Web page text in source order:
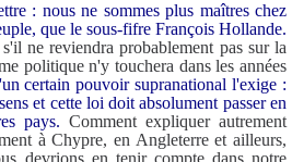
: nous ne sommes plus maîtres chez
que le sous-fifre François Hollande.
ne reviendra probablement pas sur la
politique n'y touchera dans les années
certain pouvoir supranational l'exige :
et cette loi doit absolument passer en
pays. Comment expliquer autrement
à Chypre, en Angleterre et ailleurs,